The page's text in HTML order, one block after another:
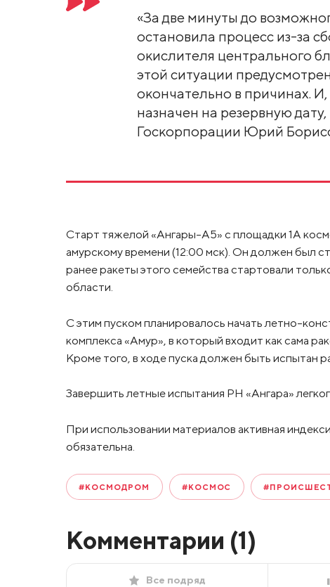
«За две минуты до
остановила процесс из-за
окислителя центрального
этой ситуации
окончательно в причинах.
назначен на резервную дату,
Госкорпорации Юрий
Старт тяжелой «Ангары-А5» с площадки 1А
амурскому времени (12:00 мск). Он должен был
ранее ракеты этого семейства стартовали
области.
С этим пуском планировалось начать летно-
комплекса «Амур», в который входит как сама
Кроме того, в ходе пуска должен быть испытан
Завершить летные испытания РН «Ангара»
При использовании материалов активная
обязательна.
#КОСМОДРОМ #КОСМОС
Комментарии (1)
Все подряд